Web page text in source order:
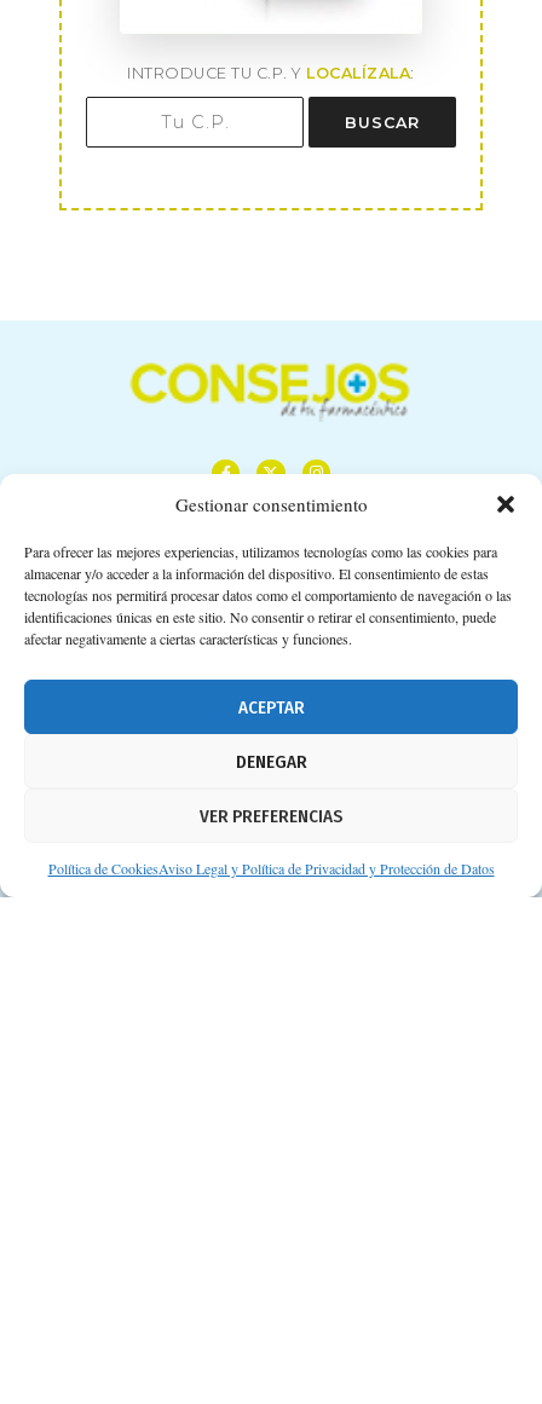
Gestionar consentimiento
Para ofrecer las mejores experiencias, utilizamos tecnologías como las cookies para
almacenar y/o acceder a la información del dispositivo. El consentimiento de estas
tecnologías nos permitirá procesar datos como el comportamiento de navegación o las
identificaciones únicas en este sitio. No consentir o retirar el consentimiento, puede
afectar negativamente a ciertas características y funciones.
ACEPTAR
DENEGAR
VER PREFERENCIAS
Política de CookiesAviso Legal y Política de Privacidad y Protección de Datos
INTRODUCE TU C.P. Y LOCALÍZALA:
BUSCAR
Calle Camino de los Descubrimientos, 11,
Planta 3ª 41092 – Sevilla
674 02 62 03
Aviso legal
Protección de datos personales
Suscripción a Newsletter